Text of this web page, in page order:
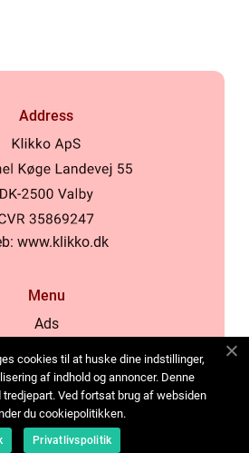
Address
www.klikko.dk
Menu
Ads
Cookies
Contact
Sitemap
cookies til at huske dine indstillinger,
af indhold og annoncer. Denne
Ved fortsat brug af websiden
du cookiepolitikken.
Privatlivspolitik